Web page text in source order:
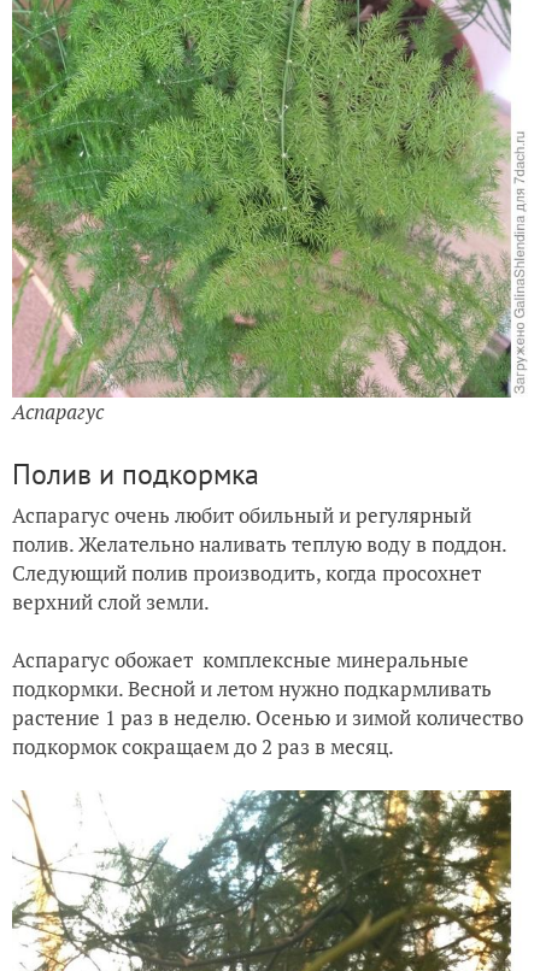
Аспарагус
Полив и подкормка
Аспарагус очень любит обильный и регулярный
полив. Желательно наливать теплую воду в поддон.
Следующий полив производить, когда просохнет
верхний слой земли.
Аспарагус обожает комплексные минеральные
подкормки. Весной и летом нужно подкармливать
растение 1 раз в неделю. Осенью и зимой количество
подкормок сокращаем до 2 раз в месяц.